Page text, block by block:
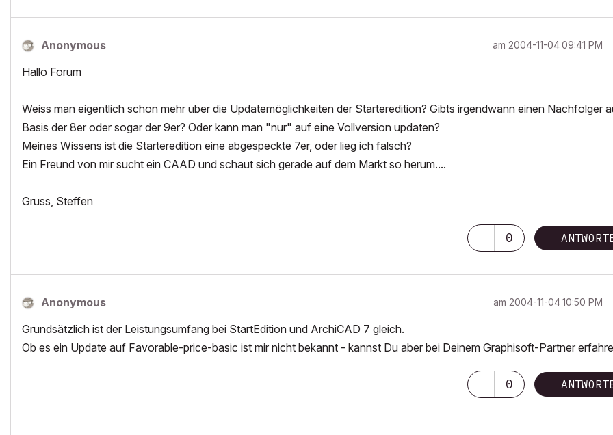
Anonymous am ‎2004-11-0409:41 PM
Hallo Forum
Weiss man eigentlich schon mehr über die Updatemöglichkeiten der Starteredition? Gibts irgendwann einen Nachfolger
Basis der 8er oder sogar der 9er? Oder kann man "nur" auf eine Vollversion updaten?
Meines Wissens ist die Starteredition eine abgespeckte 7er, oder lieg ich falsch?
Ein Freund von mir sucht ein CAAD und schaut sich gerade auf dem Markt so herum....
Gruss, Steffen
0
Anonymous am ‎2004-11-0410:50 PM
Grundsätzlich ist der Leistungsumfang bei StartEdition und ArchiCAD 7 gleich.
Ob es ein Update auf Favorable-price-basic ist mir nicht bekannt - kannst Du aber bei Deinem Graphisoft-Partner
0